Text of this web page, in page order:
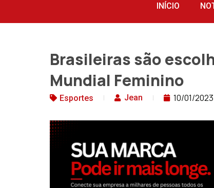
INÍCIO
Brasileiras são
Mundial Feminino
Esportes Jean 10/01/2023